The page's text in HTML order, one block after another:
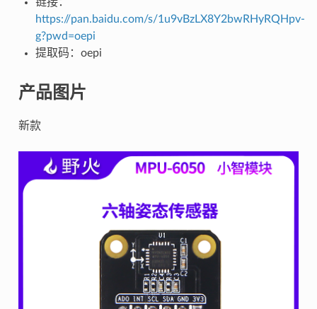
https://pan.baidu.com/s/1u9vBzLX8Y2bwRHyRQHpv-
g?pwd=oepi
提取码：oepi
产品图片
新款